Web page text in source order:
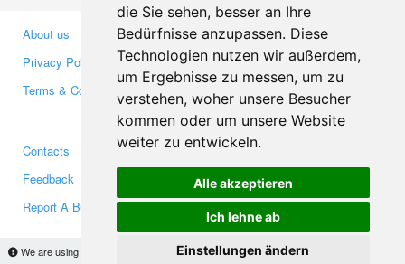
die Sie sehen, besser an Ihre
Bedürfnisse anzupassen. Diese
Technologien nutzen wir außerdem,
um Ergebnisse zu messen, um zu
verstehen, woher unsere Besucher
kommen oder um unsere Website
weiter zu entwickeln.
Alle akzeptieren
Ich lehne ab
Einstellungen ändern
We are using cookies to provide statistics that help us give you the best experience of
About us
Privacy Policy
Terms & Conditions
Business Partners
Investors
Media
Contacts
Feedback
Report A Bug
Facebook
Twitter
YouTube
Google+